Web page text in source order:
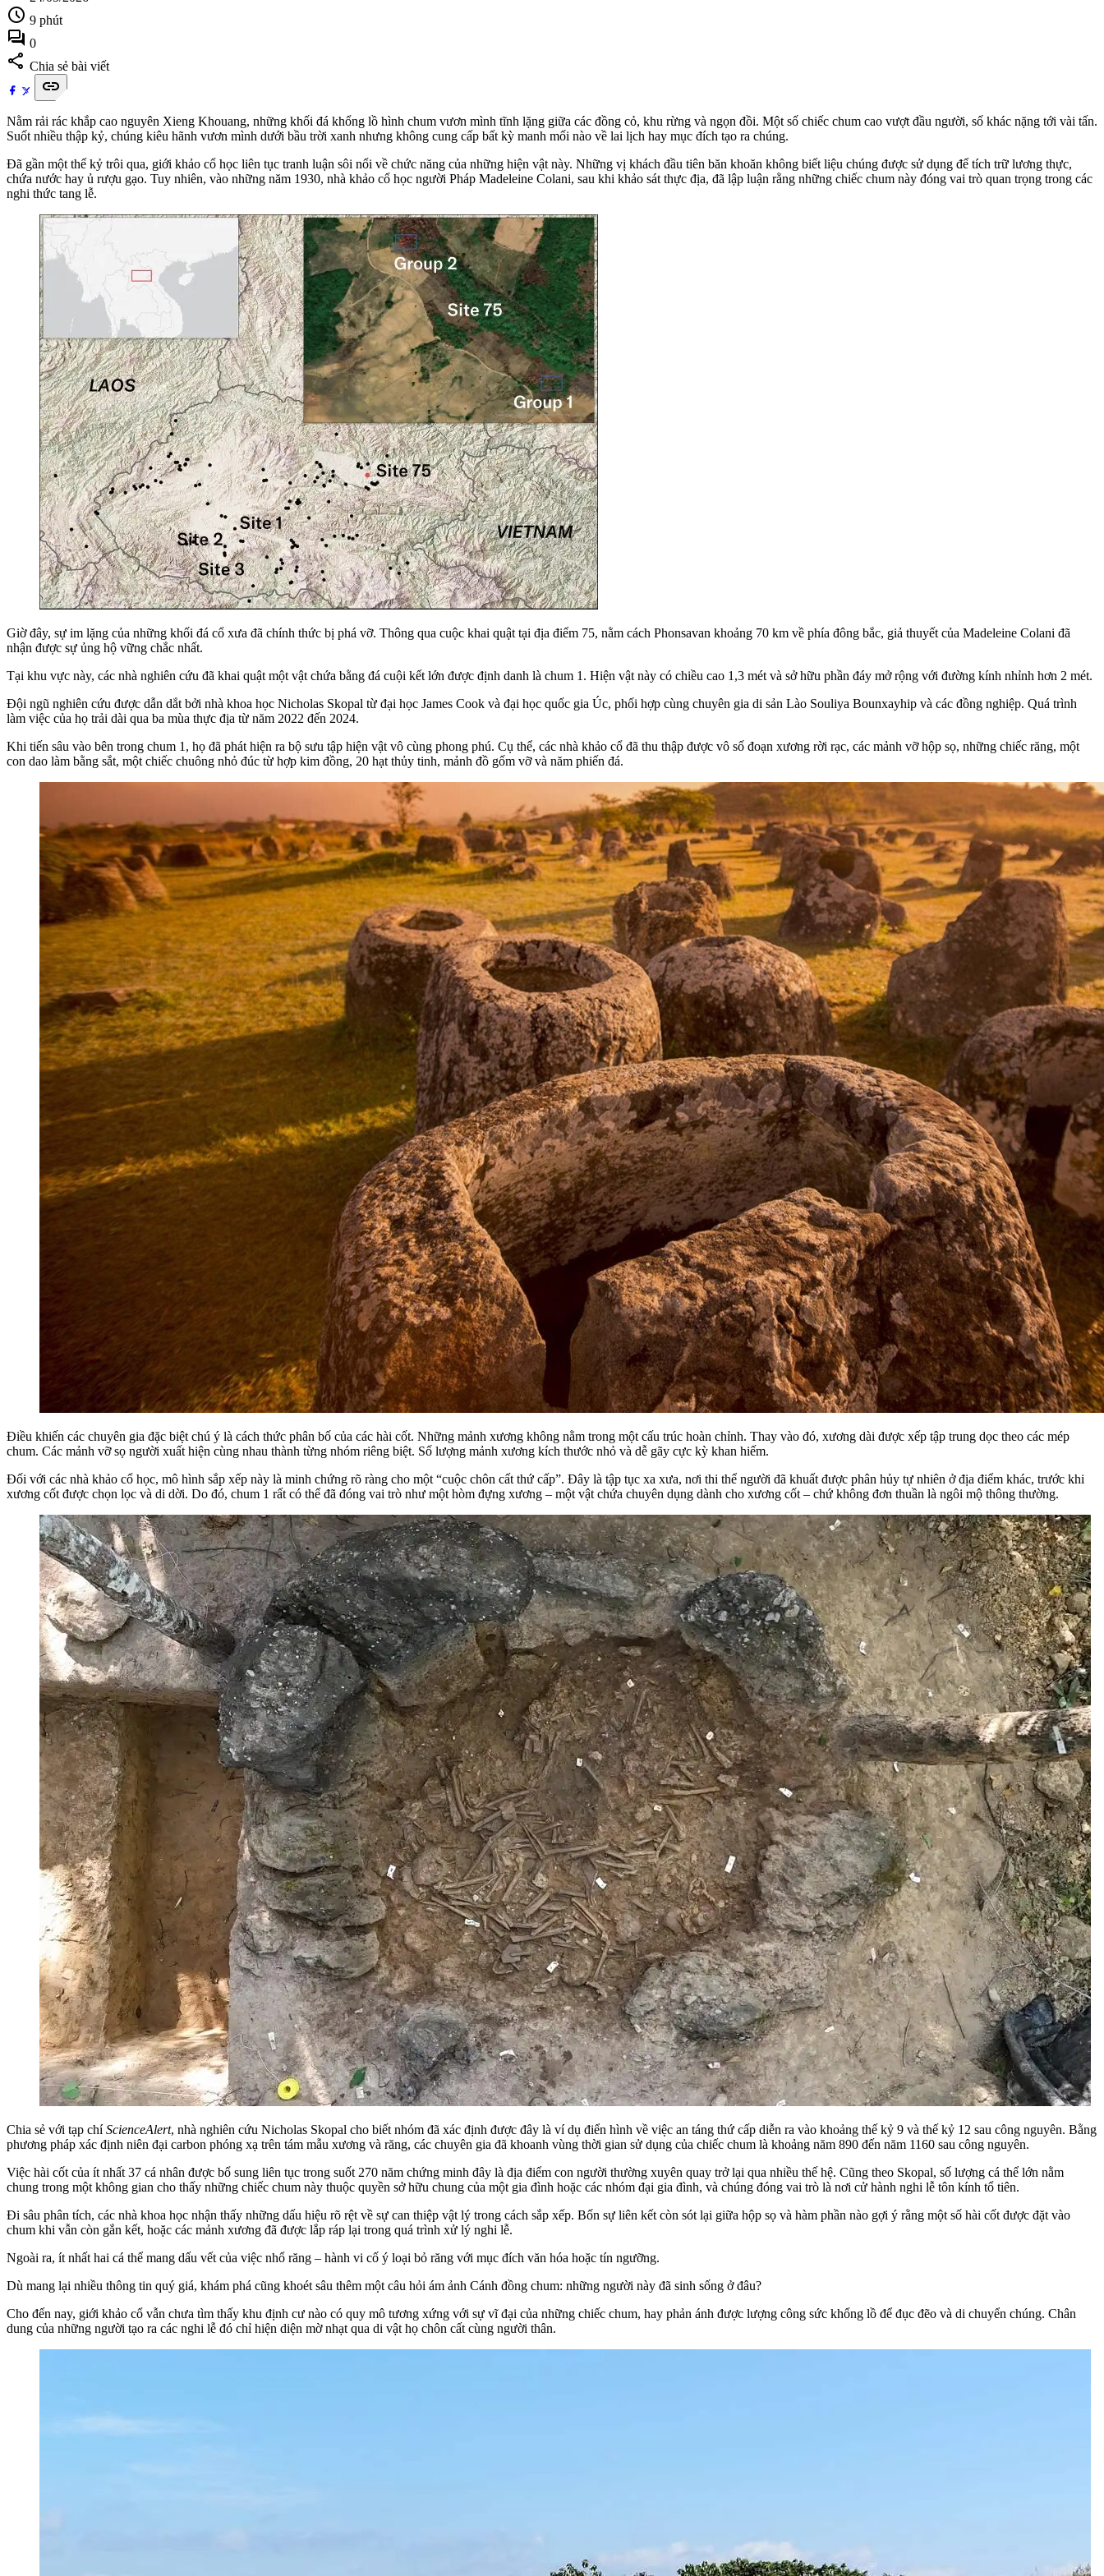
schedule 9 phút
forum 0
share Chia sẻ bài viết
link
Nằm rải rác khắp cao nguyên Xieng Khouang, những khối đá khổng lồ hình chum vươn mình tĩnh lặng giữa các đồng cỏ, khu rừng và ngọn đồi. Một số chiếc chum cao vượt đầu người, số khác nặng tới vài tấn.
Suốt nhiều thập kỷ, chúng kiêu hãnh vươn mình dưới bầu trời xanh nhưng không cung cấp bất kỳ manh mối nào về lai lịch hay mục đích tạo ra chúng.
Đã gần một thế kỷ trôi qua, giới khảo cổ học liên tục tranh luận sôi nổi về chức năng của những hiện vật này. Những vị khách đầu tiên băn khoăn không biết liệu chúng được sử dụng để tích trữ lương thực,
chứa nước hay ủ rượu gạo. Tuy nhiên, vào những năm 1930, nhà khảo cổ học người Pháp Madeleine Colani, sau khi khảo sát thực địa, đã lập luận rằng những chiếc chum này đóng vai trò quan trọng trong các
nghi thức tang lễ.
Giờ đây, sự im lặng của những khối đá cổ xưa đã chính thức bị phá vỡ. Thông qua cuộc khai quật tại địa điểm 75, nằm cách Phonsavan khoảng 70 km về phía đông bắc, giả thuyết của Madeleine Colani đã
nhận được sự ủng hộ vững chắc nhất.
Tại khu vực này, các nhà nghiên cứu đã khai quật một vật chứa bằng đá cuội kết lớn được định danh là chum 1. Hiện vật này có chiều cao 1,3 mét và sở hữu phần đáy mở rộng với đường kính nhỉnh hơn 2 mét.
Đội ngũ nghiên cứu được dẫn dắt bởi nhà khoa học Nicholas Skopal từ đại học James Cook và đại học quốc gia Úc, phối hợp cùng chuyên gia di sản Lào Souliya Bounxayhip và các đồng nghiệp. Quá trình
làm việc của họ trải dài qua ba mùa thực địa từ năm 2022 đến 2024.
Khi tiến sâu vào bên trong chum 1, họ đã phát hiện ra bộ sưu tập hiện vật vô cùng phong phú. Cụ thể, các nhà khảo cổ đã thu thập được vô số đoạn xương rời rạc, các mảnh vỡ hộp sọ, những chiếc răng, một
con dao làm bằng sắt, một chiếc chuông nhỏ đúc từ hợp kim đồng, 20 hạt thủy tinh, mảnh đồ gốm vỡ và năm phiến đá.
Điều khiến các chuyên gia đặc biệt chú ý là cách thức phân bố của các hài cốt. Những mảnh xương không nằm trong một cấu trúc hoàn chỉnh. Thay vào đó, xương dài được xếp tập trung dọc theo các mép
chum. Các mảnh vỡ sọ người xuất hiện cùng nhau thành từng nhóm riêng biệt. Số lượng mảnh xương kích thước nhỏ và dễ gãy cực kỳ khan hiếm.
Đối với các nhà khảo cổ học, mô hình sắp xếp này là minh chứng rõ ràng cho một “cuộc chôn cất thứ cấp”. Đây là tập tục xa xưa, nơi thi thể người đã khuất được phân hủy tự nhiên ở địa điểm khác, trước khi
xương cốt được chọn lọc và di dời. Do đó, chum 1 rất có thể đã đóng vai trò như một hòm đựng xương – một vật chứa chuyên dụng dành cho xương cốt – chứ không đơn thuần là ngôi mộ thông thường.
Chia sẻ với tạp chíScienceAlert, nhà nghiên cứu Nicholas Skopal cho biết nhóm đã xác định được đây là ví dụ điển hình về việc an táng thứ cấp diễn ra vào khoảng thế kỷ 9 và thế kỷ 12 sau công nguyên. Bằng
phương pháp xác định niên đại carbon phóng xạ trên tám mẫu xương và răng, các chuyên gia đã khoanh vùng thời gian sử dụng của chiếc chum là khoảng năm 890 đến năm 1160 sau công nguyên.
Việc hài cốt của ít nhất 37 cá nhân được bổ sung liên tục trong suốt 270 năm chứng minh đây là địa điểm con người thường xuyên quay trở lại qua nhiều thế hệ. Cũng theo Skopal, số lượng cá thể lớn nằm
chung trong một không gian cho thấy những chiếc chum này thuộc quyền sở hữu chung của một gia đình hoặc các nhóm đại gia đình, và chúng đóng vai trò là nơi cử hành nghi lễ tôn kính tổ tiên.
Đi sâu phân tích, các nhà khoa học nhận thấy những dấu hiệu rõ rệt về sự can thiệp vật lý trong cách sắp xếp. Bốn sự liên kết còn sót lại giữa hộp sọ và hàm phần nào gợi ý rằng một số hài cốt được đặt vào
chum khi vẫn còn gắn kết, hoặc các mảnh xương đã được lắp ráp lại trong quá trình xử lý nghi lễ.
Ngoài ra, ít nhất hai cá thể mang dấu vết của việc nhổ răng – hành vi cố ý loại bỏ răng với mục đích văn hóa hoặc tín ngưỡng.
Dù mang lại nhiều thông tin quý giá, khám phá cũng khoét sâu thêm một câu hỏi ám ảnh Cánh đồng chum: những người này đã sinh sống ở đâu?
Cho đến nay, giới khảo cổ vẫn chưa tìm thấy khu định cư nào có quy mô tương xứng với sự vĩ đại của những chiếc chum, hay phản ánh được lượng công sức khổng lồ để đục đẽo và di chuyển chúng. Chân
dung của những người tạo ra các nghi lễ đó chỉ hiện diện mờ nhạt qua di vật họ chôn cất cùng người thân.